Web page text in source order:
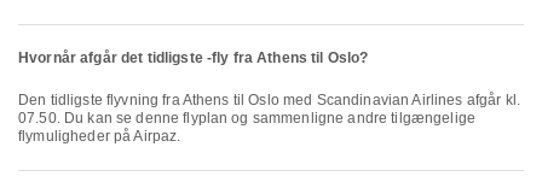
Hvornår afgår det tidligste -fly fra Athens til Oslo?
Den tidligste flyvning fra Athens til Oslo med Scandinavian Airlines afgår kl.
07.50. Du kan se denne flyplan og sammenligne andre tilgængelige
flymuligheder på Airpaz.